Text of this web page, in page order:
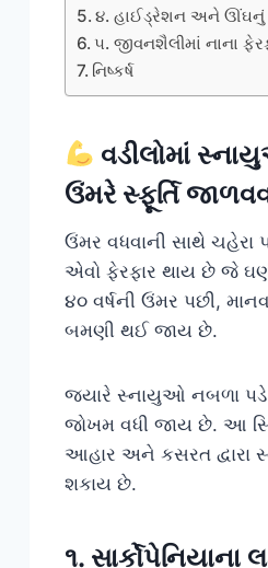
૪. હાઈડ્રેશન અને ઊંઘનું
૫. જીવનશૈલીમાં નાના
નિષ્કર્ષ
વડીલોમાં
ઉંમરે સ્ફૂર્તિ
ઉંમર વધવાની સાથે
એવો ફેરફાર થાય છે જે
૪૦ વર્ષની ઉંમર પછી,
બમણી થઈ જાય છે.
જ્યારે સ્નાયુઓ નબળા પડે
જોખમ વધી જાય છે. આ
આહાર અને કસરત દ્વારા
શકાય છે.
૧.